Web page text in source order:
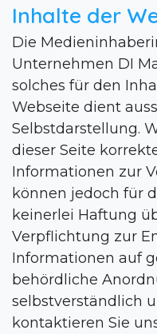
Inhalte der
Die
Unternehmen DI
solches für den
Webseite dient
Selbstdarstellung.
dieser Seite
Informationen zur
können jedoch für
keinerlei Haftung
Verpflichtung zur
Informationen auf
behördliche
selbstverständlich
kontaktieren Sie